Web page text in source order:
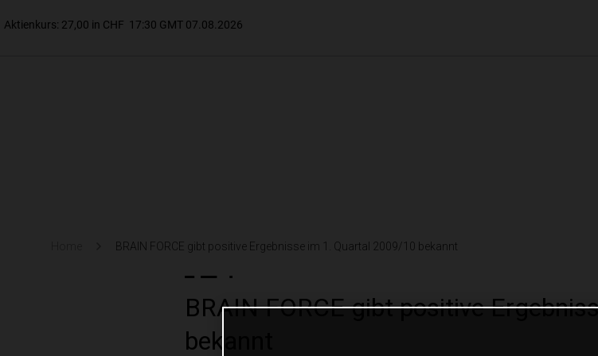
BRAIN FORCE gibt positive Ergebnisse im 1. Quartal 2009/10 bekannt
BRAIN FORCE gibt positive
bekannt